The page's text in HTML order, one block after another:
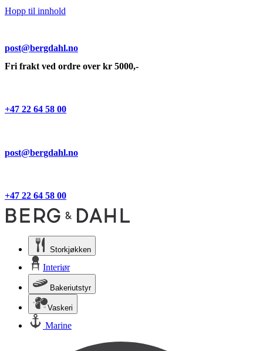
Hopp til innhold
post@bergdahl.no
Fri frakt ved ordre over kr 5000,-
+47 22 64 58 00
post@bergdahl.no
+47 22 64 58 00
Storkjøkken
Interiør
Bakeriutstyr
Vaskeri
Marine